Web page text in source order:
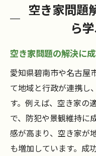
空き家問題
ら
空き家問題の解決に
愛知県碧南市や名古屋
て地域と行政が連携し
す。例えば、空き家の
で、防犯や景観維持に
感が高まり、空き家が
も増加しています。成